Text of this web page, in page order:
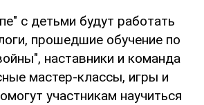
с детьми будут работать
прошедшие обучение по
наставники и команда
мастер-классы, игры и
участникам научиться